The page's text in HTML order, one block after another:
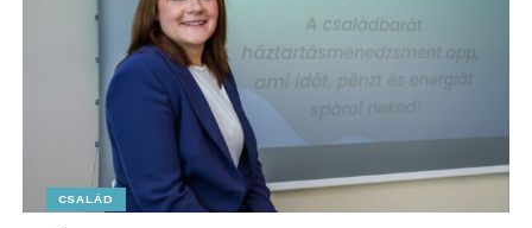
CSALÁD